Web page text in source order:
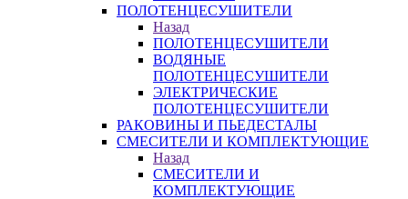
ПОЛОТЕНЦЕСУШИТЕЛИ
Назад
ПОЛОТЕНЦЕСУШИТЕЛИ
ВОДЯНЫЕ
ПОЛОТЕНЦЕСУШИТЕЛИ
ЭЛЕКТРИЧЕСКИЕ
ПОЛОТЕНЦЕСУШИТЕЛИ
РАКОВИНЫ И ПЬЕДЕСТАЛЫ
СМЕСИТЕЛИ И КОМПЛЕКТУЮЩИЕ
Назад
СМЕСИТЕЛИ И
КОМПЛЕКТУЮЩИЕ